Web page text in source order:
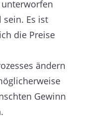
Es ist
die Preise
ändern
Gewinn